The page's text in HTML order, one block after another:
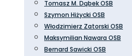
Tomasz M. Dąbek OSB
Szymon Hiżycki OSB
Włodzimierz Zatorski OSB
Maksymilian Nawara OSB
Bernard Sawicki OSB